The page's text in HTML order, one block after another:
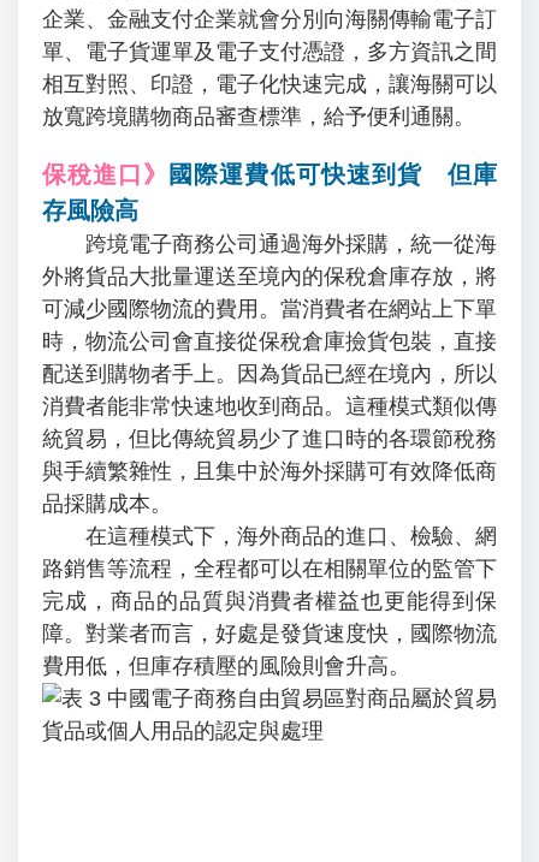
企業、金融支付企業就會分別向海關傳輸電子訂
單、電子貨運單及電子支付憑證，多方資訊之間
相互對照、印證，電子化快速完成，讓海關可以
放寬跨境購物商品審查標準，給予便利通關。
保稅進口》
國際運費低可快速到貨 但庫
存風險高
跨境電子商務公司通過海外採購，統一從海
外將貨品大批量運送至境內的保稅倉庫存放，將
可減少國際物流的費用。當消費者在網站上下單
時，物流公司會直接從保稅倉庫撿貨包裝，直接
配送到購物者手上。因為貨品已經在境內，所以
消費者能非常快速地收到商品。這種模式類似傳
統貿易，但比傳統貿易少了進口時的各環節稅務
與手續繁雜性，且集中於海外採購可有效降低商
品採購成本。
在這種模式下，海外商品的進口、檢驗、網
路銷售等流程，全程都可以在相關單位的監管下
完成，商品的品質與消費者權益也更能得到保
障。對業者而言，好處是發貨速度快，國際物流
費用低，但庫存積壓的風險則會升高。